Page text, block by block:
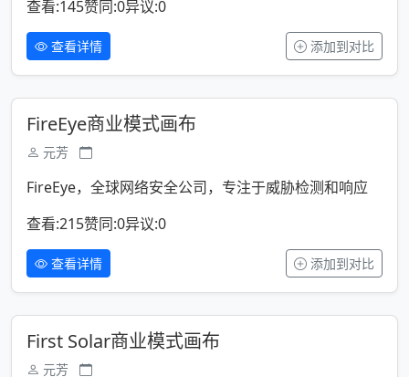
查看:145赞同:0异议:0
查看详情 添加到对比
FireEye商业模式画布
元芳
FireEye，全球网络安全公司，专注于威胁检测和响应
查看:215赞同:0异议:0
查看详情 添加到对比
First Solar商业模式画布
元芳